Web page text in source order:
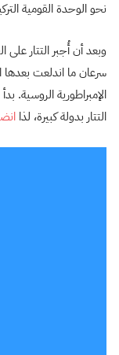
نحو الوحدة القومية
وبعد أن أُجبر التتار على
سرعان ما اندلعت
الإمبراطورية الروسية.
التتار بدولة كبيرة، لذا